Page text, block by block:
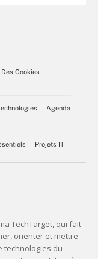
Cookies
Agenda
Projets IT